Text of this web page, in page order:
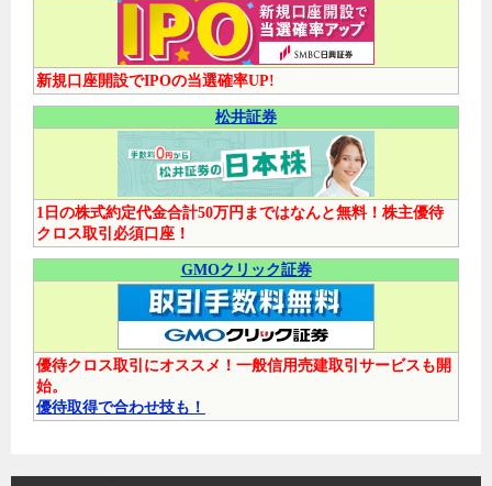
新規口座開設でIPOの当選確率UP!
松井証券
1日の株式約定代金合計50万円まではなんと無料！株主優待
クロス取引必須口座！
GMOクリック証券
優待クロス取引にオススメ！一般信用売建取引サービスも開
始。
優待取得で合わせ技も！